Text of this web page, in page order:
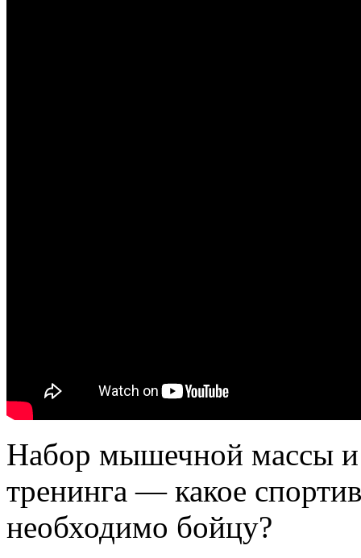
Набор мышечной массы и
тренинга — какое
необходимо бойцу?